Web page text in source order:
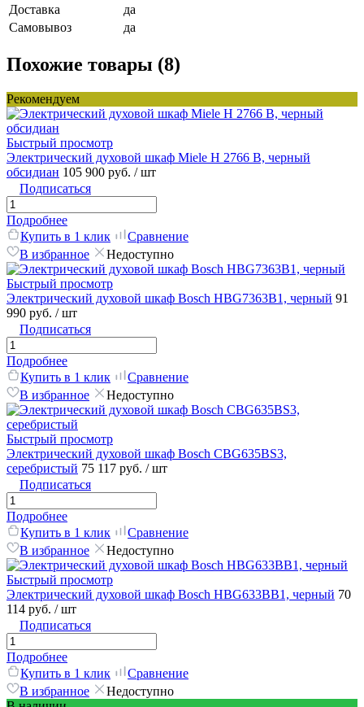
Доставка
да
Самовывоз
да
Похожие товары (8)
Рекомендуем
Быстрый просмотр
Электрический духовой шкаф Miele H 2766 B, черный
обсидиан 105 900 руб. / шт
Подписаться
Подробнее
Купить в 1 клик
Сравнение
В избранное
Недоступно
Быстрый просмотр
Электрический духовой шкаф Bosch HBG7363B1, черный 91
990 руб. / шт
Подписаться
Подробнее
Купить в 1 клик
Сравнение
В избранное
Недоступно
Быстрый просмотр
Электрический духовой шкаф Bosch CBG635BS3,
серебристый 75 117 руб. / шт
Подписаться
Подробнее
Купить в 1 клик
Сравнение
В избранное
Недоступно
Быстрый просмотр
Электрический духовой шкаф Bosch HBG633BB1, черный 70
114 руб. / шт
Подписаться
Подробнее
Купить в 1 клик
Сравнение
В избранное
Недоступно